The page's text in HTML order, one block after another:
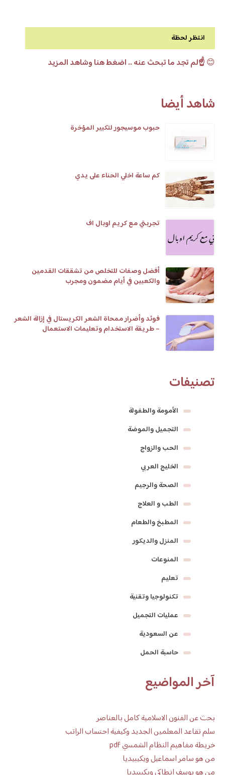
انتظر لحظة
😊☝️لم تجد ما تبحث عنه .. اضغط هنا وشاهد المزيد
شاهد أيضا
حبوب موسيجور لتكبير المؤخرة
كم ساعة اخلي الحناء على يدي
تجربتي مع كريم اوبال اف
أفضل وصفات للتخلص من تشققات القدمين
والكعبين في أيام مضمون ومجرب
فوئد وأضرار ممحاة الشعر الكريستال في إزالة الشعر
– طريقة الاستخدام وتعليمات الاستعمال
تصنيفات
الأمومة والطفولة
التجميل والموضة
الحب والزواج
الخليج العربي
الصحة والرجيم
الطب و العلاج
المطبخ والطعام
المنزل والديكور
المنوعات
تعليم
تكنولوجيا وتقنية
عمليات التجميل
عن السعودية
حاسبة الحمل
آخر المواضيع
بحث عن الفنون الاسلامية كامل بالعناصر
سلم تقاعد المعلمين الجديد وكيفية احتساب الراتب
خريطة مفاهيم النظام الشمسي pdf
من هو سامر اسماعيل ويكيبيديا